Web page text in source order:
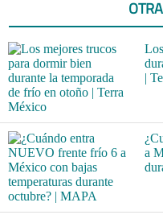
|
a